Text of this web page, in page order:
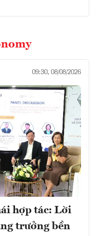
09:30, 08/08/2026
hợp tác: Lời
trưởng bền